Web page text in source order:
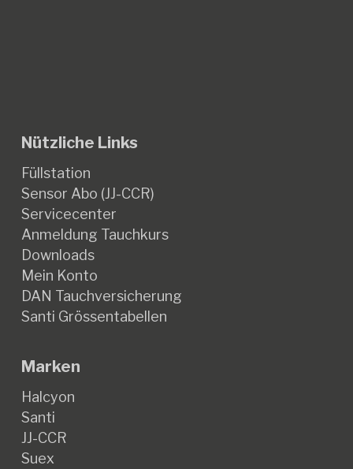
Nützliche Links
Füllstation
Sensor Abo (JJ-CCR)
Servicecenter
Anmeldung Tauchkurs
Downloads
Mein Konto
DAN Tauchversicherung
Santi Grössentabellen
Marken
Halcyon
Santi
JJ-CCR
Suex